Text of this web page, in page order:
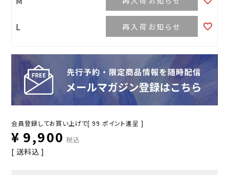
L 再入荷お知らせ
会員登録してお買い上げで[ 99 ポイント進呈 ]
¥ 9,900 税込
送料込